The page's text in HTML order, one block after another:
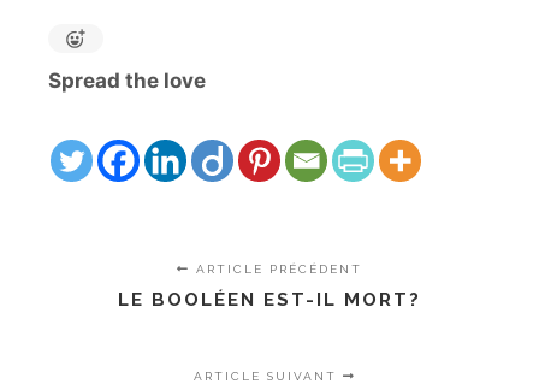
Spread the love
ARTICLE PRÉCÉDENT
LE BOOLÉEN EST-IL MORT?
ARTICLE SUIVANT